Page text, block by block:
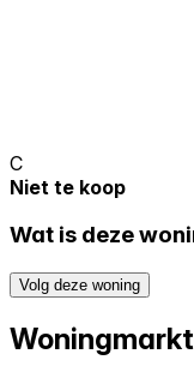
C
Niet te koop
Wat is deze
Volg deze woning